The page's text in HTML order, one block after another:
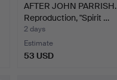
AFTER JOHN PARRISH.
Reproduction, "Spirit …
2 days
Estimate
53 USD